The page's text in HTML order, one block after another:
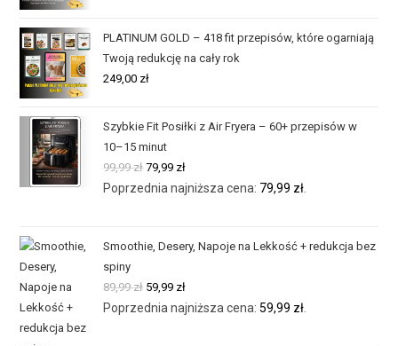
PLATINUM GOLD – 418 fit przepisów, które ogarniają
Twoją redukcję na cały rok
249,00 zł
Szybkie Fit Posiłki z Air Fryera – 60+ przepisów w
10–15 minut
99,99zł 79,99 zł
Poprzednia najniższa cena: 79,99 zł
Smoothie, Desery, Napoje na Lekkość + redukcja bez
spiny
89,99zł 59,99 zł
Poprzednia najniższa cena:59,99 zł